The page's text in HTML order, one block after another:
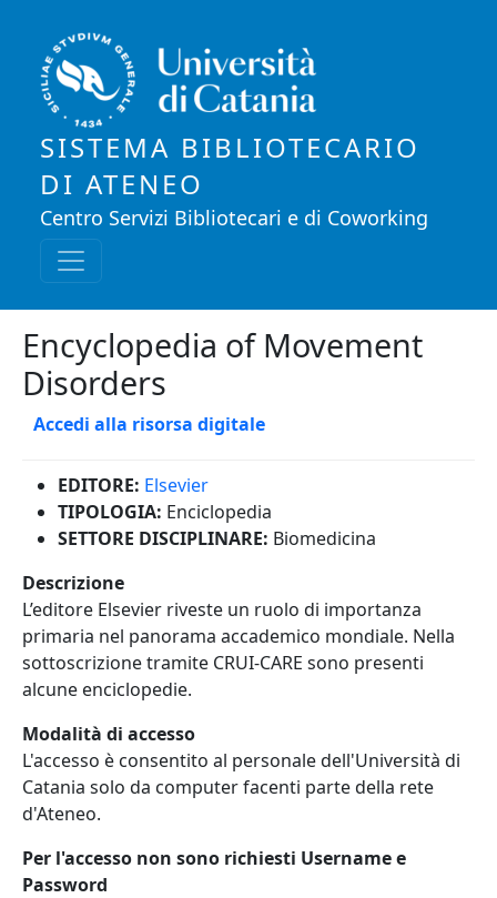
SISTEMA BIBLIOTECARIO
DI ATENEO
Centro Servizi Bibliotecari e di Coworking
Encyclopedia of Movement
Disorders
Accedi alla risorsa digitale
EDITORE: Elsevier
TIPOLOGIA: Enciclopedia
SETTORE DISCIPLINARE: Biomedicina
Descrizione
L’editore Elsevier riveste un ruolo di importanza
primaria nel panorama accademico mondiale. Nella
sottoscrizione tramite CRUI-CARE sono presenti
alcune enciclopedie.
Modalità di accesso
L'accesso è consentito al personale dell'Università di
Catania solo da computer facenti parte della rete
d'Ateneo.
Per l'accesso non sono richiesti Username e
Password